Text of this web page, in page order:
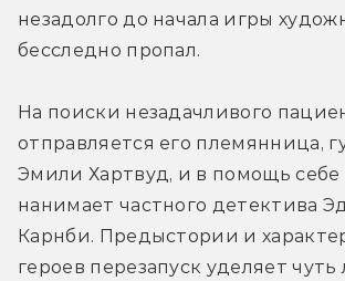
незадолго до начала игры
бесследно пропал.
На поиски незадачливого
отправляется его племянница,
Эмили Хартвуд, и в помощь себе
нанимает частного детектива
Карнби. Предыстории и
героев перезапуск уделяет чуть